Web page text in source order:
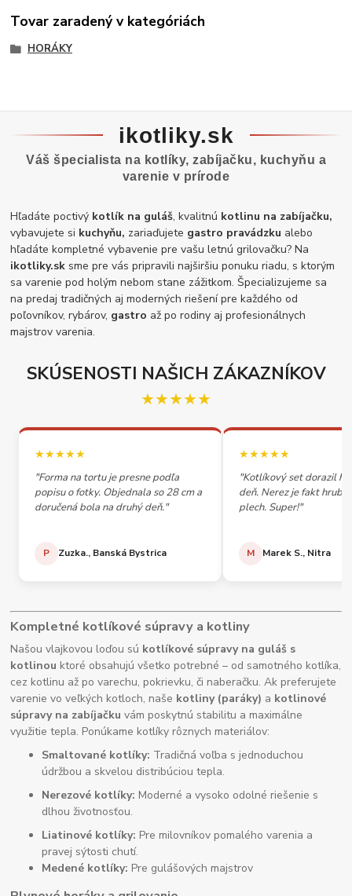
Tovar zaradený v kategóriách
HORÁKY
ikotliky.sk
Váš špecialista na kotlíky, zabíjačku, kuchyňu a
varenie v prírode
Hľadáte poctivý kotlík na guláš, kvalitnú kotlinu na zabíjačku,
vybavujete si kuchyňu, zariaďujete gastro pravádzku alebo
hľadáte kompletné vybavenie pre vašu letnú grilovačku? Na
ikotliky.sk sme pre vás pripravili najširšiu ponuku riadu, s ktorým
sa varenie pod holým nebom stane zážitkom. Špecializujeme sa
na predaj tradičných aj moderných riešení pre každého od
poľovníkov, rybárov, gastro až po rodiny aj profesionálnych
majstrov varenia.
SKÚSENOSTI NAŠICH ZÁKAZNÍKOV
★★★★★
★★★★★
"Forma na tortu je presne podľa
popisu o fotky. Objednala so 28 cm a
doručená bola na druhý deň."
P Zuzka., Banská Bystrica
★★★★★
"Kotlíkový set dorazil
deň. Nerez je fakt
plech. Super!"
M Marek S., Nitra
Kompletné kotlíkové súpravy a kotliny
Našou vlajkovou loďou sú kotlíkové súpravy na guláš s
kotlinou ktoré obsahujú všetko potrebné – od samotného kotlíka,
cez kotlinu až po varechu, pokrievku, či naberačku. Ak preferujete
varenie vo veľkých kotloch, naše kotliny (paráky) a kotlinové
súpravy na zabíjačku vám poskytnú stabilitu a maximálne
využitie tepla. Ponúkame kotlíky rôznych materiálov:
Smaltované kotlíky: Tradičná voľba s jednoduchou
údržbou a skvelou distribúciou tepla.
Nerezové kotlíky: Moderné a vysoko odolné riešenie s
dlhou životnosťou.
Liatinové kotlíky: Pre milovníkov pomalého varenia a
pravej sýtosti chutí.
Medené kotlíky: Pre gulášových majstrov